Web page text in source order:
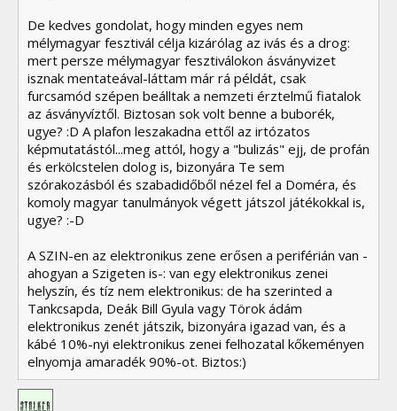
De kedves gondolat, hogy minden egyes nem
mélymagyar fesztivál célja kizárólag az ivás és a drog:
mert persze mélymagyar fesztiválokon ásványvizet
isznak mentateával-láttam már rá példát, csak
furcsamód szépen beálltak a nemzeti érztelmű fiatalok
az ásványvíztől. Biztosan sok volt benne a buborék,
ugye? :D A plafon leszakadna ettől az irtózatos
képmutatástól...meg attól, hogy a "bulizás" ejj, de profán
és erkölcstelen dolog is, bizonyára Te sem
szórakozásból és szabadidőből nézel fel a Doméra, és
komoly magyar tanulmányok végett játszol játékokkal is,
ugye? :-D
A SZIN-en az elektronikus zene erősen a periférián van -
ahogyan a Szigeten is-: van egy elektronikus zenei
helyszín, és tíz nem elektronikus: de ha szerinted a
Tankcsapda, Deák Bill Gyula vagy Törok ádám
elektronikus zenét játszik, bizonyára igazad van, és a
kábé 10%-nyi elektronikus zenei felhozatal kőkeményen
elnyomja amaradék 90%-ot. Biztos:)